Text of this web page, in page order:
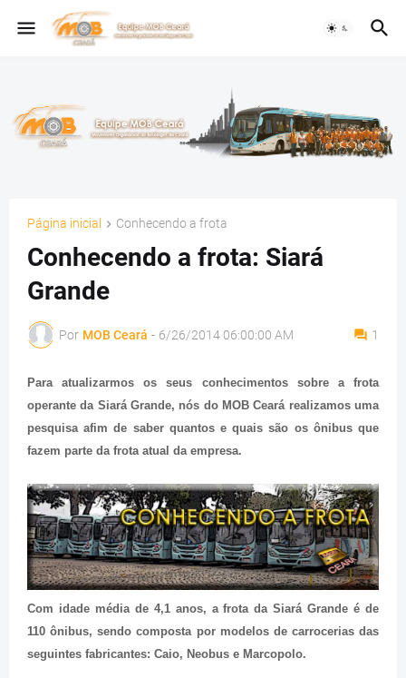
Página inicial Conhecendo a frota
Conhecendo a frota: Siará
Grande
Por MOB Ceará - 6/26/2014 06:00:00 AM 1
Para atualizarmos os seus conhecimentos sobre a frota
operante da Siará Grande, nós do MOB Ceará realizamos uma
pesquisa afim de saber quantos e quais são os ônibus que
fazem parte da frota atual da empresa.
Com idade média de 4,1 anos, a frota da Siará Grande é de
110 ônibus, sendo composta por modelos de carrocerias das
seguintes fabricantes: Caio, Neobus e Marcopolo.